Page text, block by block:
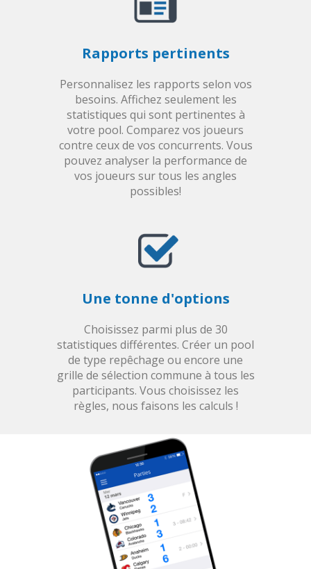
Rapports pertinents
Personnalisez les rapports selon vos
besoins. Affichez seulement les
statistiques qui sont pertinentes à
votre pool. Comparez vos joueurs
contre ceux de vos concurrents. Vous
pouvez analyser la performance de
vos joueurs sur tous les angles
possibles!
Une tonne d'options
Choisissez parmi plus de 30
statistiques différentes. Créer un pool
de type repêchage ou encore une
grille de sélection commune à tous les
participants. Vous choisissez les
règles, nous faisons les calculs !